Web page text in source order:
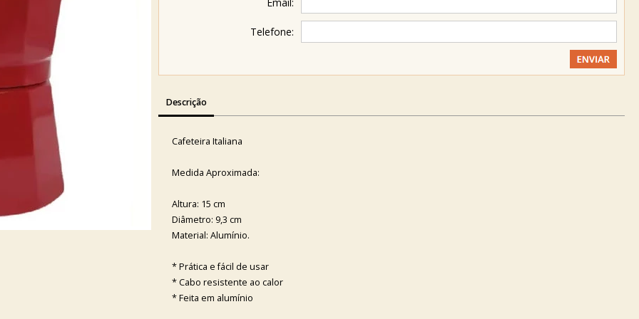
Telefone:
Descrição
Cafeteira Italiana
Medida Aproximada:
Altura: 15 cm
Diâmetro: 9,3 cm
Material: Alumínio.
* Prática e fácil de usar
* Cabo resistente ao calor
* Feita em alumínio